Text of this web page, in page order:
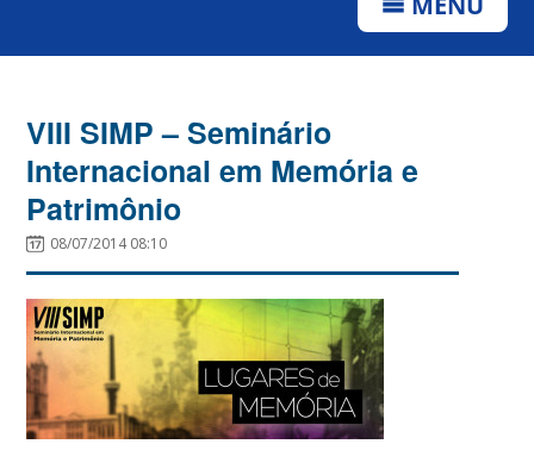
VIII SIMP – Seminário
Internacional em Memória e
Patrimônio
08/07/2014 08:10